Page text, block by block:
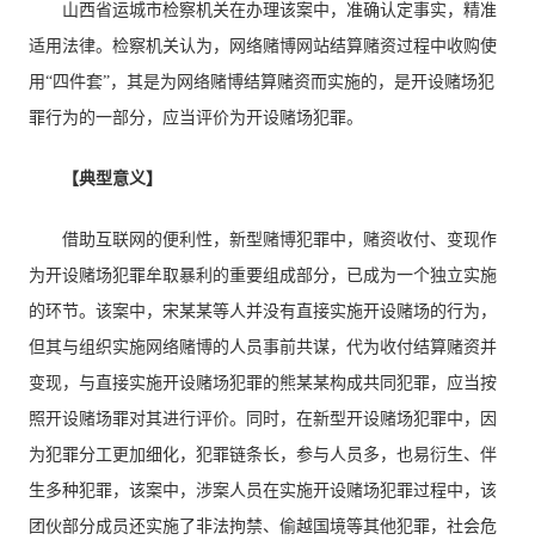
山西省运城市检察机关在办理该案中，准确认定事实，精准
适用法律。检察机关认为，网络赌博网站结算赌资过程中收购使
用“四件套”，其是为网络赌博结算赌资而实施的，是开设赌场犯
罪行为的一部分，应当评价为开设赌场犯罪。
【典型意义】
借助互联网的便利性，新型赌博犯罪中，赌资收付、变现作
为开设赌场犯罪牟取暴利的重要组成部分，已成为一个独立实施
的环节。该案中，宋某某等人并没有直接实施开设赌场的行为，
但其与组织实施网络赌博的人员事前共谋，代为收付结算赌资并
变现，与直接实施开设赌场犯罪的熊某某构成共同犯罪，应当按
照开设赌场罪对其进行评价。同时，在新型开设赌场犯罪中，因
为犯罪分工更加细化，犯罪链条长，参与人员多，也易衍生、伴
生多种犯罪，该案中，涉案人员在实施开设赌场犯罪过程中，该
团伙部分成员还实施了非法拘禁、偷越国境等其他犯罪，社会危